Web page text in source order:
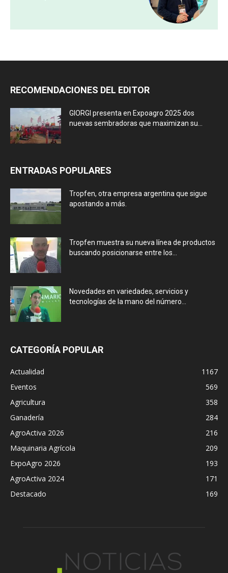
RECOMENDACIONES DEL EDITOR
GIORGI presenta en Expoagro 2025 dos
nuevas sembradoras que maximizan su...
ENTRADAS POPULARES
Tropfen, otra empresa argentina que sigue
apostando a más.
Tropfen muestra su nueva línea de productos
buscando posicionarse entre los...
Novedades en variedades, servicios y
tecnologías de la mano del número...
CATEGORÍA POPULAR
Actualidad
1167
Eventos
569
Agricultura
358
Ganadería
284
AgroActiva 2026
216
Maquinaria Agrícola
209
ExpoAgro 2026
193
AgroActiva 2024
171
Destacado
169